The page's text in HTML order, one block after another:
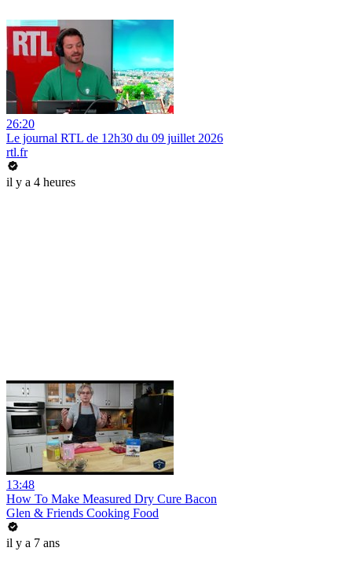
26:20
Le journal RTL de 12h30 du 09 juillet 2026
rtl.fr
il y a 4 heures
13:48
How To Make Measured Dry Cure Bacon
Glen & Friends Cooking Food
il y a 7 ans